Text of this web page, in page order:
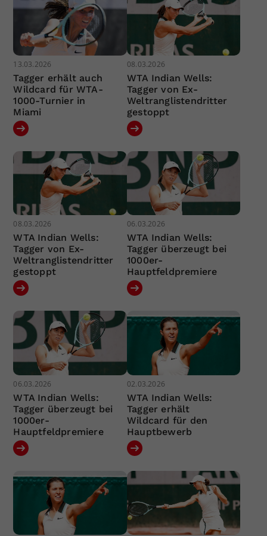
13.03.2026
Tagger erhält auch
Wildcard für WTA-
1000-Turnier in
Miami
08.03.2026
WTA Indian Wells:
Tagger von Ex-
Weltranglistendritter
gestoppt
08.03.2026
WTA Indian Wells:
Tagger von Ex-
Weltranglistendritter
gestoppt
06.03.2026
WTA Indian Wells:
Tagger überzeugt bei
1000er-
Hauptfeldpremiere
06.03.2026
WTA Indian Wells:
Tagger überzeugt bei
1000er-
Hauptfeldpremiere
02.03.2026
WTA Indian Wells:
Tagger erhält
Wildcard für den
Hauptbewerb